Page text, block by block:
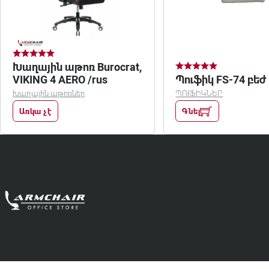
Խաղային աթոռ Burocrat,
VIKING 4 AERO /rus
Խաղային աթոռներ
Առկա չէ
Պուֆիկ FS-74 բեժ
ՊՈՒՖԻԿՆԵՐ
Գնել